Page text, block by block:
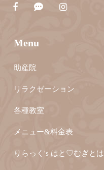
Menu
助産院
リラクゼーション
各種教室
メニュー&料金表
りらっく's はと♡むぎとは